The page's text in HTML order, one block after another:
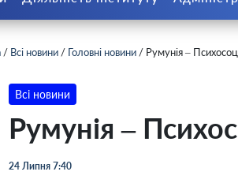
/ Всі новини / Головні новини / Румунія –
Всі новини
Румунія –
24 Липня 7:40